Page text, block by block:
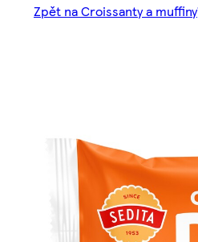
Zpět na Croissanty a muffiny